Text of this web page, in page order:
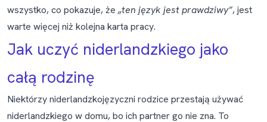
wszystko, co pokazuje, że „ten język jest prawdziwy”, jest
warte więcej niż kolejna karta pracy.
Jak uczyć niderlandzkiego jako
całą rodzinę
Niektórzy niderlandzkojęzyczni rodzice przestają używać
niderlandzkiego w domu, bo ich partner go nie zna. To